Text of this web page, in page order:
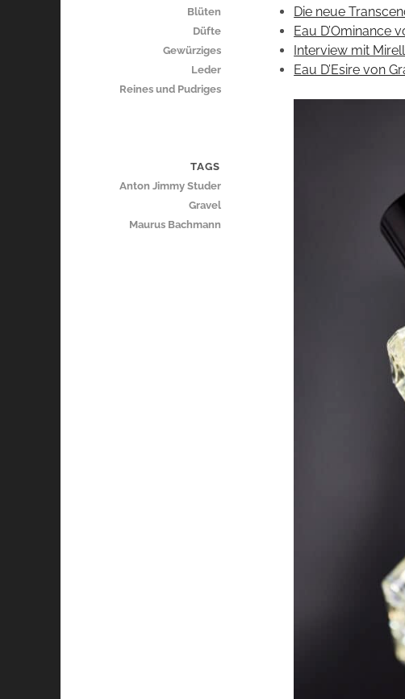
Die neue
Eau D’Ominance
Interview mit
Eau D’Esire von
Blüten
Düfte
Gewürziges
Leder
Reines und Pudriges
TAGS
Anton Jimmy Studer
Gravel
Maurus Bachmann